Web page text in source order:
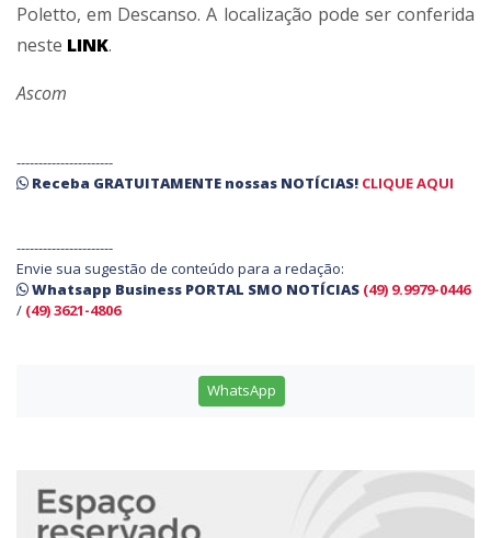
Poletto, em Descanso. A localização pode ser conferida
neste LINK.
Ascom
----------------------
Receba GRATUITAMENTE nossas NOTÍCIAS! CLIQUE AQUI
----------------------
Envie sua sugestão de conteúdo para a redação:
Whatsapp Business PORTAL SMO NOTÍCIAS (49) 9.9979-0446
/ (49) 3621-4806
WhatsApp